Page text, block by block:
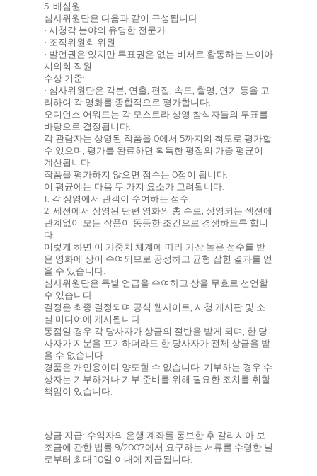
5. 배심원
심사위원단은 다음과 같이 구성됩니다.
• 시청각 분야의 유명한 전문가.
• 조직위원회 위원.
• 발언권은 있지만 투표권은 없는 비서로 활동하는 노이아
시의회 직원.
수상 기준:
• 심사위원단은 각본, 연출, 편집, 속도, 촬영, 연기 등을 고
려하여 각 영화를 종합적으로 평가합니다.
오디언스 어워드는 각 모스트라 상영 참석자들의 투표를
바탕으로 결정됩니다.
각 관람자는 상영된 작품을 0에서 5까지의 척도로 평가할
수 있으며, 평가를 완료하면 획득한 평점의 가중 평균이
계산됩니다.
작품을 평가하지 않으면 점수는 0점이 됩니다.
이 평균에는 다음 두 가지 요소가 고려됩니다.
1. 각 상영에서 관객이 수여하는 점수.
2. 세션에서 상영된 단편 영화의 총 수로, 상영되는 섹션에
관계없이 모든 작품이 동등한 조건으로 경쟁하도록 합니
다.
이렇게 하면 이 가중치 체계에 따라 가장 높은 점수를 받
은 영화에 상이 수여되므로 공정하고 균형 잡힌 결과를 얻
을 수 있습니다.
심사위원단은 특별 언급을 수여하고 상을 무효로 선언할
수 있습니다.
결정은 최종 결정되며 공식 웹사이트, 시청 게시판 및 소
셜 미디어에 게시됩니다.
동점일 경우 각 당사자가 상금의 절반을 받게 되며, 한 당
사자가 지분을 포기하더라도 한 당사자가 전체 상금을 받
을 수 없습니다.
경품은 개인용이며 양도할 수 없습니다. 기부하는 경우 수
상자는 기부하거나 기부 준비를 위해 필요한 조치를 취할
책임이 있습니다.
상금 지급: 수익자의 은행 계좌를 통보한 후 갈리시아 보
조금에 관한 법률 9/2007에서 요구하는 서류를 수령한 날
로부터 최대 10일 이내에 지급됩니다.